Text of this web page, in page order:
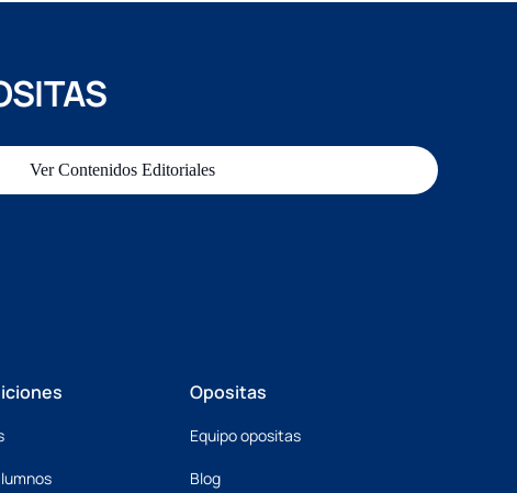
Ver Contenidos Editoriales
Opositas
Equipo opositas
Blog